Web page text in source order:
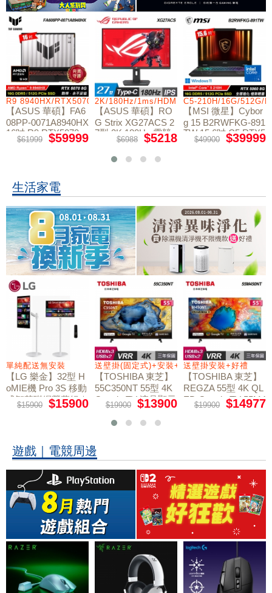
R9 8940HX/RTX5070/512GB/16G
【ASUS 華碩】FA6
08PP-0071A8940HX
16吋 R9 RTX5070
電競筆電
$61999 $59999
2K/180Hz/1ms/HDMI/DP/IPS/Type-C
【ASUS 華碩】RO
G Strix XG27ACS 2
7型 2K 180Hz 電競
$6988 $5218
C5-210H/16G/512G/
【MSI 微星】Cybor
g 15 B2RWFKG-891
TW 15.6吋 C5 RTX5
060 電競筆電
$49900 $39999
生活家電
禮
單純配送無安裝
【LG 樂金】32型 H
oMIE機 Pro 3S 移動
式智慧聯網螢幕組｜
單純配送
$15900 $15900
送壁掛(固定式)+安裝+好禮贈
【TOSHIBA 東芝】
55C350NT 55型 4K
Google TV 液晶顯示
器｜含壁掛(固定式)
+安裝
$19900 $13900
送壁掛安裝+好禮
【TOSHIBA 東芝】
REGZA 55型 4K QL
ED Google TV 55M4
50NT液晶顯示器｜
$19900 $14977
遊戲｜電競周邊